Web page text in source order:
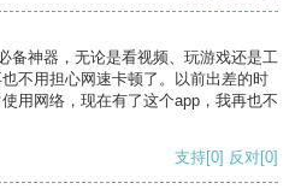
备神器，无论是看视频、玩游戏还是工
不用担心网速卡顿了。以前出差的时
用网络，现在有了这个app，我再也不
支持[0] 反对[0]